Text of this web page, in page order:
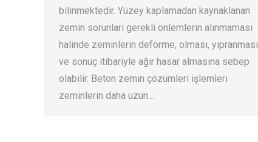
bilinmektedir. Yüzey kaplamadan kaynaklanan
zemin sorunları gerekli önlemlerin alınmaması
halinde zeminlerin deforme, olması, yıpranması
ve sonuç itibariyle ağır hasar almasına sebep
olabilir. Beton zemin çözümleri işlemleri
zeminlerin daha uzun…